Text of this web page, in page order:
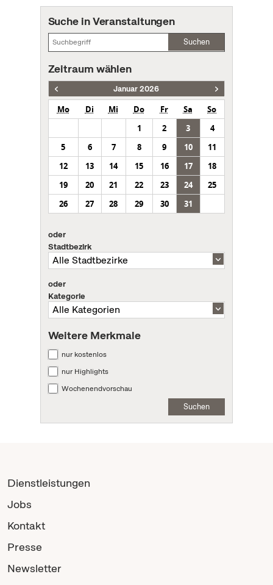
Suche in Veranstaltungen
Suchen
Zeitraum wählen
Januar 2026
Mo Di Mi Do Fr Sa
So
1
2 3
4
5
6 7 8 9 10
11
12
13 14 15 16 17
18
19
20 21 22 23 24
25
26
27 28 29 30 31
oder
Stadtbezirk
oder
Kategorie
Weitere Merkmale
nur kostenlos
nur Highlights
Wochenendvorschau
Suchen
Dienstleistungen
Jobs
Kontakt
Presse
Newsletter